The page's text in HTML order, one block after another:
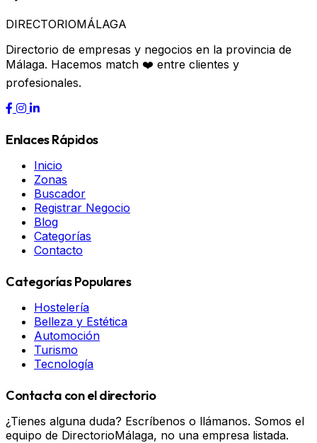
DIRECTORIOMÁLAGA
Directorio de empresas y negocios en la provincia de
Málaga. Hacemos match ❤️ entre clientes y
profesionales.
Enlaces Rápidos
Inicio
Zonas
Buscador
Registrar Negocio
Blog
Categorías
Contacto
Categorías Populares
Hostelería
Belleza y Estética
Automoción
Turismo
Tecnología
Contacta con el directorio
¿Tienes alguna duda? Escríbenos o llámanos. Somos el
equipo de DirectorioMálaga, no una empresa listada.